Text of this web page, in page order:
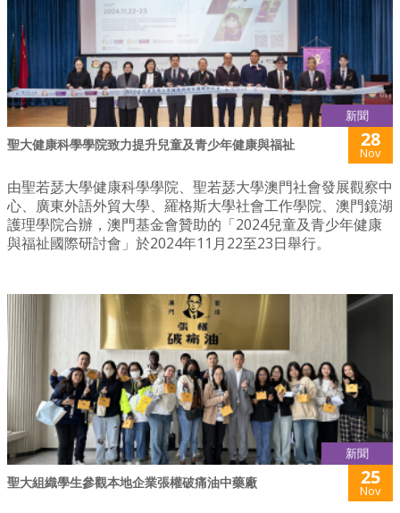
新聞
聖大健康科學學院致力提升兒童及青少年健康與福祉 28
Nov
由聖若瑟大學健康科學學院、聖若瑟大學澳門社會發展觀察中
心、廣東外語外貿大學、羅格斯大學社會工作學院、澳門鏡湖
護理學院合辦，澳門基金會贊助的「2024兒童及青少年健康
與福祉國際研討會」於2024年11月22至23日舉行。
新聞
聖大組織學生參觀本地企業張權破痛油中藥廠 25
Nov